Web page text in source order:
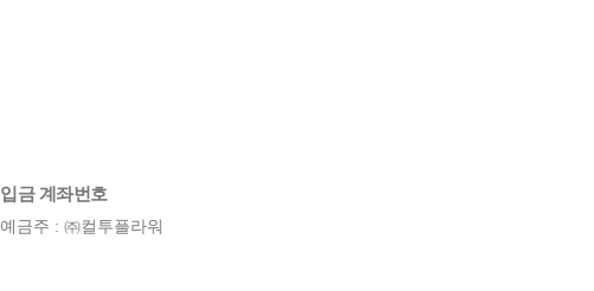
입금 계좌번호
예금주 : ㈜컬투플라워